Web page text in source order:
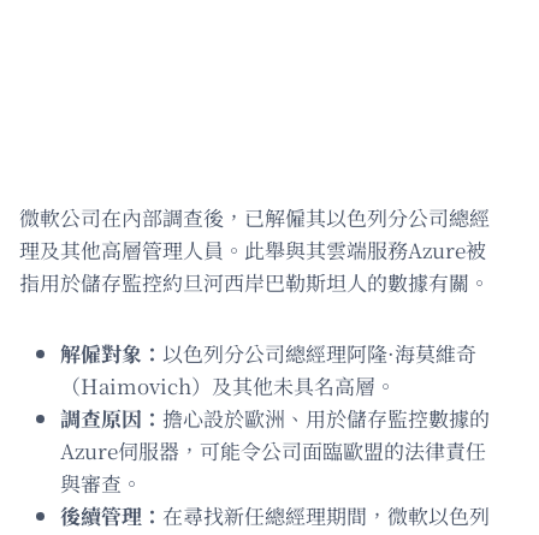
微軟公司在內部調查後，已解僱其以色列分公司總經
理及其他高層管理人員。此舉與其雲端服務Azure被
指用於儲存監控約旦河西岸巴勒斯坦人的數據有關。
解僱對象： 以色列分公司總經理阿隆·海莫維奇
（Haimovich）及其他未具名高層。
調查原因： 擔心設於歐洲、用於儲存監控數據的
Azure伺服器，可能令公司面臨歐盟的法律責任
與審查。
後續管理： 在尋找新任總經理期間，微軟以色列